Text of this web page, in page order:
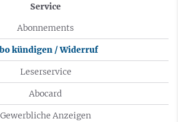
Service
Abonnements
kündigen / Widerruf
Leserservice
Abocard
Gewerbliche Anzeigen